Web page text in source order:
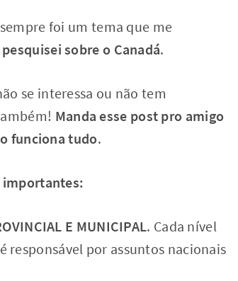
foi um tema que me
sobre o Canadá.
se interessa ou não tem
Manda esse post pro amigo
funciona tudo.
importantes:
E MUNICIPAL. Cada nível
responsável por assuntos nacionais